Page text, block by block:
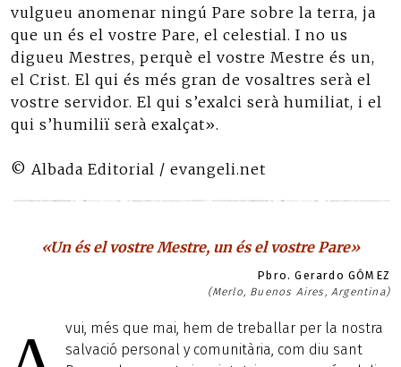
vulgueu anomenar ningú Pare sobre la terra, ja
que un és el vostre Pare, el celestial. I no us
digueu Mestres, perquè el vostre Mestre és un,
el Crist. El qui és més gran de vosaltres serà el
vostre servidor. El qui s’exalci serà humiliat, i el
qui s’humiliï serà exalçat».
© Albada Editorial / evangeli.net
«Un és el vostre Mestre, un és el vostre Pare»
Pbro. Gerardo GÓMEZ
(Merlo, Buenos Aires, Argentina)
vui, més que mai, hem de treballar per la nostra
salvació personal y comunitària, com diu sant